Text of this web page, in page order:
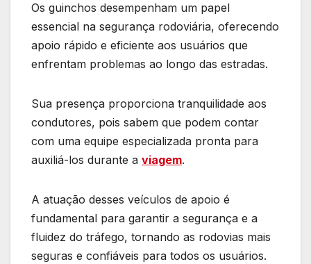
Os guinchos desempenham um papel
essencial na segurança rodoviária, oferecendo
apoio rápido e eficiente aos usuários que
enfrentam problemas ao longo das estradas.
Sua presença proporciona tranquilidade aos
condutores, pois sabem que podem contar
com uma equipe especializada pronta para
auxiliá-los durante a viagem.
A atuação desses veículos de apoio é
fundamental para garantir a segurança e a
fluidez do tráfego, tornando as rodovias mais
seguras e confiáveis para todos os usuários.